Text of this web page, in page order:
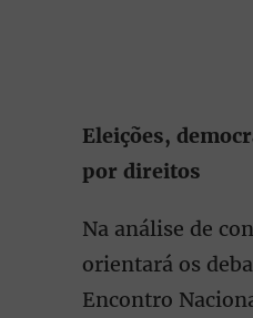
Eleições,
por direitos
Na análise de
orientará os
Encontro